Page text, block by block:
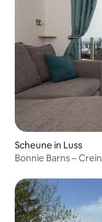
Scheune in Luss
Bonnie Barns –